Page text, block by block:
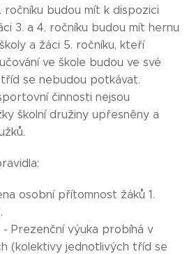
ročníku budou mít k dispozici
3. a 4. ročníku budou mít hernu
a žáci 5. ročníku, kteří
ve škole budou ve své
se nebudou potkávat.
činnosti nejsou
školní družiny upřesněny a
osobní přítomnost žáků 1.
škol.
probíhá v
(kolektivy jednotlivých tříd se